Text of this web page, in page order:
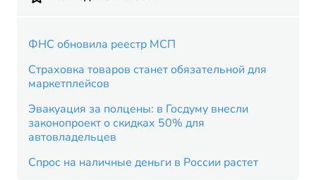
ФНС обновила реестр МСП
Страховка товаров станет обязательной для
маркетплейсов
Эвакуация за полцены: в Госдуму внесли
законопроект о скидках 50% для
автовладельцев
Спрос на наличные деньги в России растет